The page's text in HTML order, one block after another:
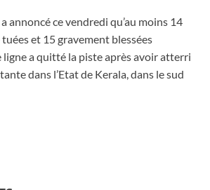
annoncé ce vendredi qu’au moins 14
et 15 gravement blessées
ligne a quitté la piste après avoir atterri
dans l’Etat de Kerala, dans le sud